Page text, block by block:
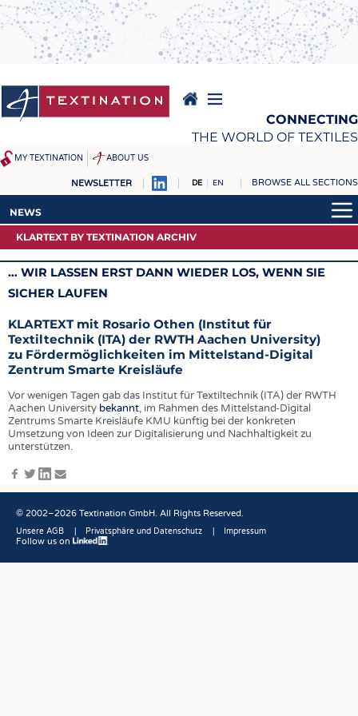
Direkt
zum
Inhalt
CONNECTING
THE WORLD OF TEXTILES
MY TEXTINATION ABOUT US
NEWSLETTER DE EN BROWSE ALL SECTIONS
NEWS
AKTUELLES
KLARTEXT BY TEXTINATION
TEXTINATION NEWSLINE
TEXTILE LEADERSHIP
FASERN
GARNE
GESTRICKE & GEWIRKE
VLIESSTOFFE
COMPOSITES
VEREDLUNG
TEXTILMASCHINENBAU
SENSORIK
KRÜGER PERSONAL
HEADHUNTING
NEWS
AKTUELLES
KLARTEXT BY TEXTINATION
ARCHIV
KLARTEXT BY TEXTINATION ARCHIV
… WIR LASSEN ERST DANN WIEDER LOS, WENN SIE
SICHER LAUFEN
KLARTEXT mit Rosario Othen (Institut für
Textiltechnik (ITA) der RWTH Aachen University)
zu Fördermöglichkeiten im Mittelstand-Digital
Zentrum Smarte Kreisläufe
Vor wenigen Tagen gab das Institut für Textiltechnik (ITA) der RWTH
Aachen University bekannt, im Rahmen des Mittelstand-Digital
Zentrums Smarte Kreisläufe KMU künftig bei der konkreten
Umsetzung von Ideen zur Digitalisierung und Nachhaltigkeit zu
unterstützen.
Facebook
TwitterLinkedIn
© 2002–2026 Textination GmbH. All Rights Reserved.
Fußbereich
Unsere AGB Privatsphäre und Datenschutz Impressum
Follow us on